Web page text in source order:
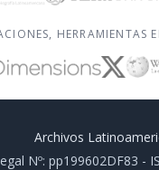
HERRAMIENTAS
Archivos
Nº: pp199602DF83 -